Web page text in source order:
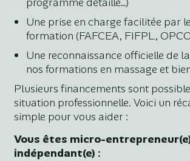
Une prise en charge facilitée par
formation (FAFCEA, FIFPL,
Une reconnaissance officielle de
nos formations en massage et
Plusieurs financements sont
situation professionnelle. Voici un
simple pour vous aider :
Vous êtes micro-
indépendant(e) :